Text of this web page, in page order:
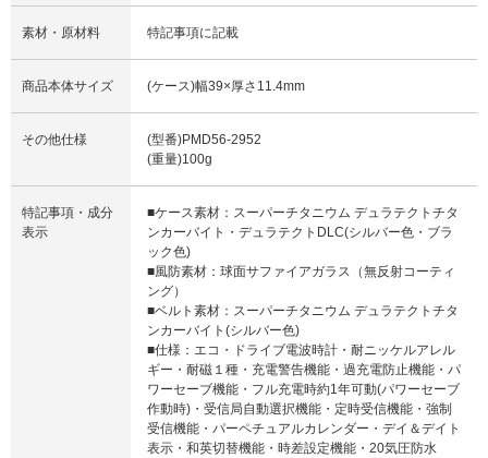
素材・原材料 特記事項に記載
商品本体サイズ (ケース)幅39×厚さ11.4mm
その他仕様
(型番)PMD56-2952
(重量)100g
特記事項・成分
表示
■ケース素材：スーパーチタニウム デュラテクトチタ
ンカーバイト・デュラテクトDLC(シルバー色・ブラ
ック色)
■風防素材：球面サファイアガラス（無反射コーティ
ング）
■ベルト素材：スーパーチタニウム デュラテクトチタ
ンカーバイト(シルバー色)
■仕様：エコ・ドライブ電波時計・耐ニッケルアレル
ギー・耐磁１種・充電警告機能・過充電防止機能・パ
ワーセーブ機能・フル充電時約1年可動(パワーセーブ
作動時)・受信局自動選択機能・定時受信機能・強制
受信機能・パーペチュアルカレンダー・デイ＆デイト
表示・和英切替機能・時差設定機能・20気圧防水